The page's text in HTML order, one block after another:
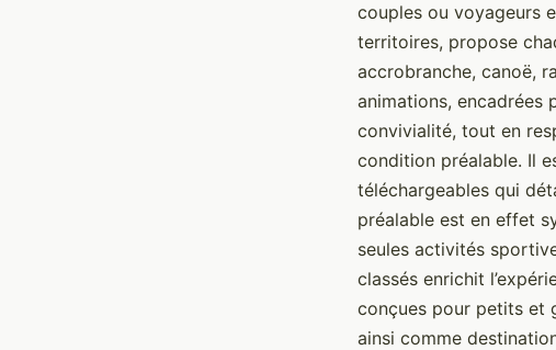
couples ou voyageurs
territoires, propose
accrobranche, canoë,
animations, encadrées
convivialité, tout en
condition préalable. Il
téléchargeables qui
préalable est en effet
seules activités
classés enrichit
conçues pour petits et
ainsi comme